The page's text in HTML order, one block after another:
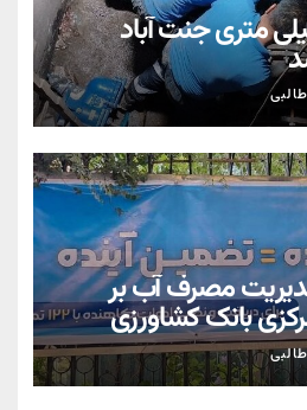
۵۰۰ میلی متری جنت آباد
مصرف آب بر
بانک کشاورزی